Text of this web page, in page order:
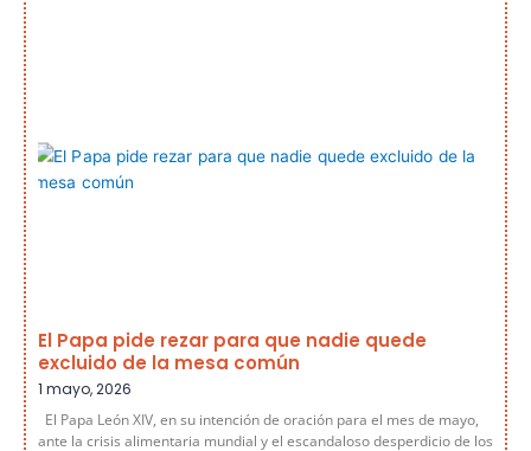
El Papa pide rezar para que nadie quede
excluido de la mesa común
1 mayo, 2026
El Papa León XIV, en su intención de oración para el mes de mayo,
ante la crisis alimentaria mundial y el escandaloso desperdicio de los